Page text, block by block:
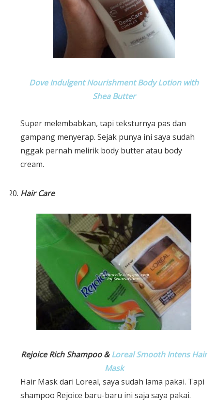
Dove Indulgent Nourishment Body Lotion with
Shea Butter
Super melembabkan, tapi teksturnya pas dan
gampang menyerap. Sejak punya ini saya sudah
nggak pernah melirik body butter atau body
cream.
Hair Care
Rejoice Rich Shampoo &Loreal Smooth Intens Hair
Mask
Hair Mask dari Loreal, saya sudah lama pakai. Tapi
shampoo Rejoice baru-baru ini saja saya pakai.